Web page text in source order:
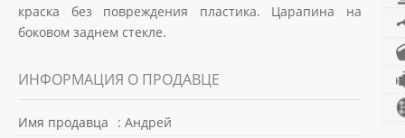
краска без повреждения пластика. Царапина на
боковом заднем стекле.
ИНФОРМАЦИЯ О ПРОДАВЦЕ
Имя продавца
: Андрей